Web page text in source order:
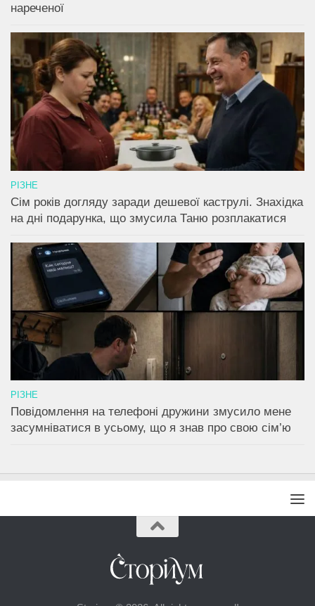
нареченої
РІЗНЕ
Сім років догляду заради дешевої каструлі. Знахідка
на дні подарунка, що змусила Таню розплакатися
РІЗНЕ
Повідомлення на телефоні дружини змусило мене
засумніватися в усьому, що я знав про свою сім’ю